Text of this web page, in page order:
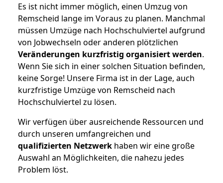
Es ist nicht immer möglich, einen Umzug von
Remscheid lange im Voraus zu planen. Manchmal
müssen Umzüge nach Hochschulviertel aufgrund
von Jobwechseln oder anderen plötzlichen
Veränderungen kurzfristig organisiert werden.
Wenn Sie sich in einer solchen Situation befinden,
keine Sorge! Unsere Firma ist in der Lage, auch
kurzfristige Umzüge von Remscheid nach
Hochschulviertel zu lösen.
Wir verfügen über ausreichende Ressourcen und
durch unseren umfangreichen und
qualifizierten Netzwerk haben wir eine große
Auswahl an Möglichkeiten, die nahezu jedes
Problem löst.